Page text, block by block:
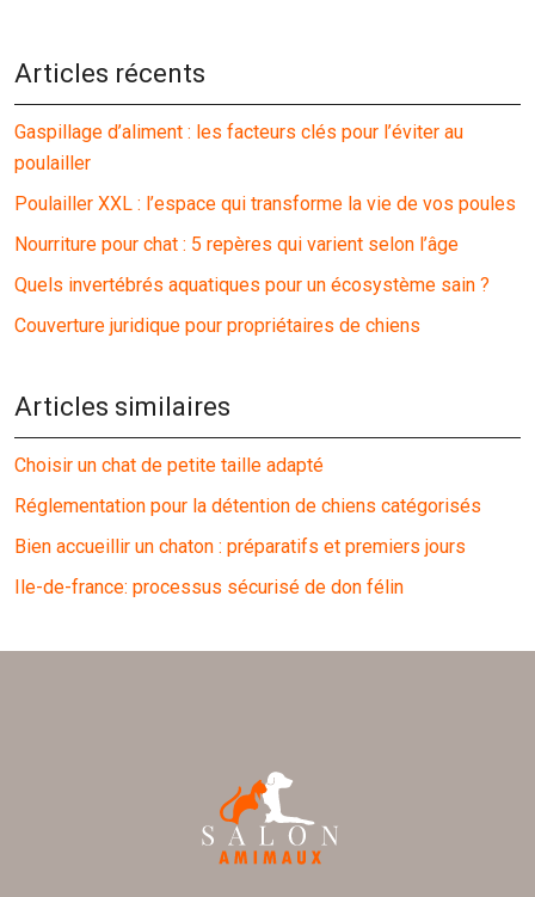
Articles récents
Gaspillage d’aliment : les facteurs clés pour l’éviter au
poulailler
Poulailler XXL : l’espace qui transforme la vie de vos poules
Nourriture pour chat : 5 repères qui varient selon l’âge
Quels invertébrés aquatiques pour un écosystème sain ?
Couverture juridique pour propriétaires de chiens
Articles similaires
Choisir un chat de petite taille adapté
Réglementation pour la détention de chiens catégorisés
Bien accueillir un chaton : préparatifs et premiers jours
Ile-de-france: processus sécurisé de don félin